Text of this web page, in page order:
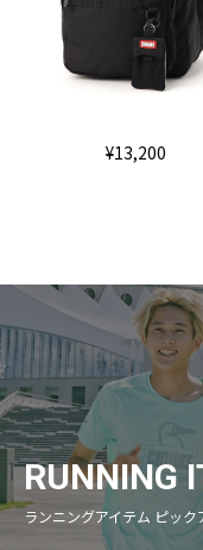
¥13,200
RUNNING
ランニングアイテム ピック